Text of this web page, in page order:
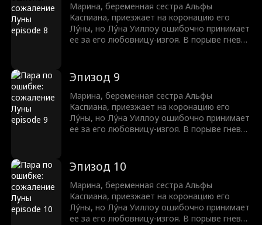
Марина, беременная сестра Альфы
Каспиана, приезжает на коронацию его
Лу́ны, но Лу́на Уиллоу ошибочно принимает
ее за его любовницу-изгоя. В порыве гнева,
семья Брукс жаждет мести.
Эпизод 9
Марина, беременная сестра Альфы
Каспиана, приезжает на коронацию его
Лу́ны, но Лу́на Уиллоу ошибочно принимает
ее за его любовницу-изгоя. В порыве гнева,
семья Брукс жаждет мести.
Эпизод 10
Марина, беременная сестра Альфы
Каспиана, приезжает на коронацию его
Лу́ны, но Лу́на Уиллоу ошибочно принимает
ее за его любовницу-изгоя. В порыве гнева,